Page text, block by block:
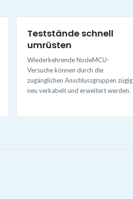
Teststände schnell
umrüsten
Wiederkehrende NodeMCU-
Versuche können durch die
zugänglichen Anschlussgruppen zügig
neu verkabelt und erweitert werden.